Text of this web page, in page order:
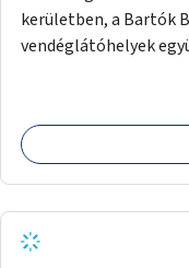
kerületben, a Bartók
vendéglátóhelyek